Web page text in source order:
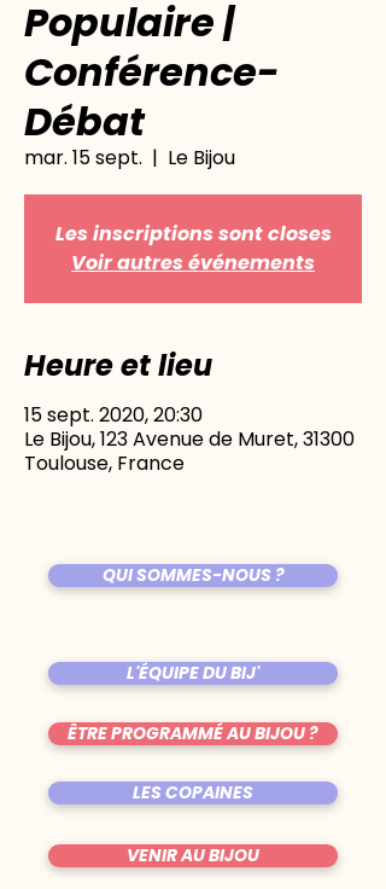
Populaire |
Conférence-
Débat
mar. 15 sept.
  |
Le Bijou
Les inscriptions sont closes
Voir autres événements
Heure et lieu
15 sept. 2020, 20:30
Le Bijou, 123 Avenue de Muret, 31300
Toulouse, France
QUI SOMMES-NOUS ?
L'ÉQUIPE DU BIJ'
ÊTRE PROGRAMMÉ AU BIJOU ?
LES COPAINES
VENIR AU BIJOU